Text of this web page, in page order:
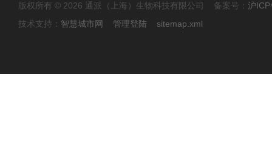
版权所有 © 2026 通派（上海）生物科技有限公司 备案号： 沪
技术支持： 智慧城市网 管理登陆 sitemap.xml